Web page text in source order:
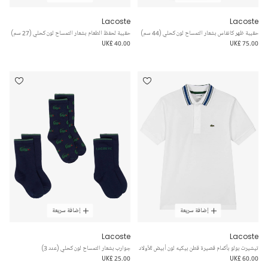
Lacoste
حقيبة ظهر كانفاس بشعار التمساح لون كحلي (44 سم)
UK£ 75.00
Lacoste
حقيبة لحفظ الطعام بشعار التمساح لون كحلي (27 سم)
UK£ 40.00
إضافة سريعة
Lacoste
تيشيرت بولو بأكمام قصيرة قطن بيكيه لون أبيض للأولاد
UK£ 60.00
إضافة سريعة
Lacoste
جوارب بشعار التمساح لون كحلي (عدد 3)
UK£ 25.00